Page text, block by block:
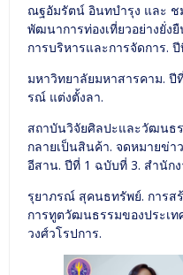
ณฐอัมรัตน์ อินทบำรุง และ
พัฒนาการท่องเที่ยวอย่างยั่ง
การบริหารและการจัดการ.
มหาวิทยาลัยมหาสารคาม.
รณ์ แต่งตั้งลา.
สถาบันวิจัยศิลปะและวัฒนธ
กลายเป็นสินค้า. จดหมายข่
อีสาน. ปีที่ 1 ฉบับที่ 3. สำนัก
รุยาภรณ์ สุคนธทรัพย์. การส
การทูตวัฒนธรรมของประเท
วงศ์วโรปการ.